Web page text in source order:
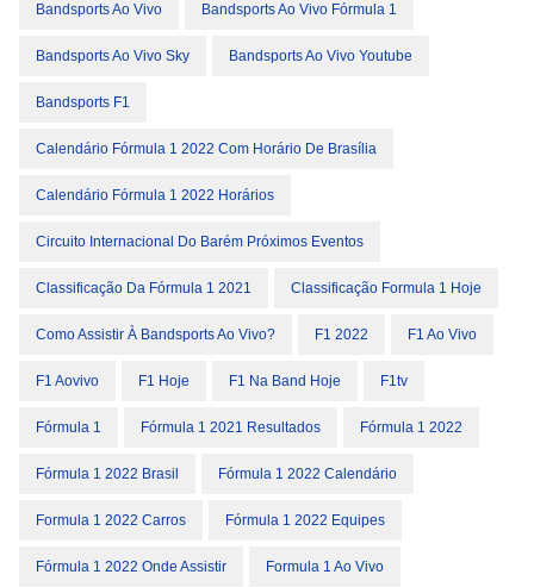
Bandsports Ao Vivo Bandsports Ao Vivo Fórmula 1
Bandsports Ao Vivo Sky Bandsports Ao Vivo Youtube
Bandsports F1
Calendário Fórmula 1 2022 Com Horário De Brasília
Calendário Fórmula 1 2022 Horários
Circuito Internacional Do Barém Próximos Eventos
Classificação Da Fórmula 1 2021 Classificação Formula 1 Hoje
Como Assistir À Bandsports Ao Vivo? F1 2022 F1 Ao Vivo
F1 Aovivo F1 Hoje F1 Na Band Hoje F1tv
Fórmula 1 Fórmula 1 2021 Resultados Fórmula 1 2022
Fórmula 1 2022 Brasil Fórmula 1 2022 Calendário
Formula 1 2022 Carros Fórmula 1 2022 Equipes
Fórmula 1 2022 Onde Assistir Formula 1 Ao Vivo